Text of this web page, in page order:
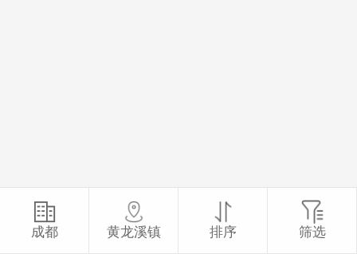
成都 黄龙溪镇 排序 筛选